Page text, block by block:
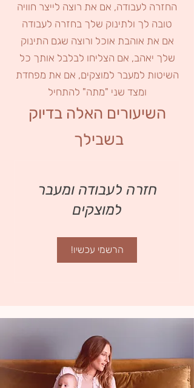
החזרה לעבודה, אם את רוצה לייצר חוויה
טובה לך ולתינוק שלך בחזרה לעבודה
אם את אוהבת אוכל ורוצה שגם התינוק
שלך יאהב, אם הצליחו לבלבל אותך כל
השיטות למעבר למוצקים, אם את מפחדת
ומצד שני "מתה" להתחיל
השיעורים האלה בדיוק
בשבילך
חזרה לעבודה ומעבר
למוצקים
הרשמי עכשיו!